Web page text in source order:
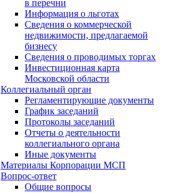
в перечни
Информация о льготах
Сведения о коммерческой
недвижимости, предлагаемой
бизнесу
Сведения о проводимых торгах
Инвестиционная карта
Московской области
Коллегиальный орган
Регламентирующие документы
График заседаний
Протоколы заседаний
Отчеты о деятельности
коллегиального органа
Иные документы
Материалы Корпорации МСП
Вопрос-ответ
Общие вопросы